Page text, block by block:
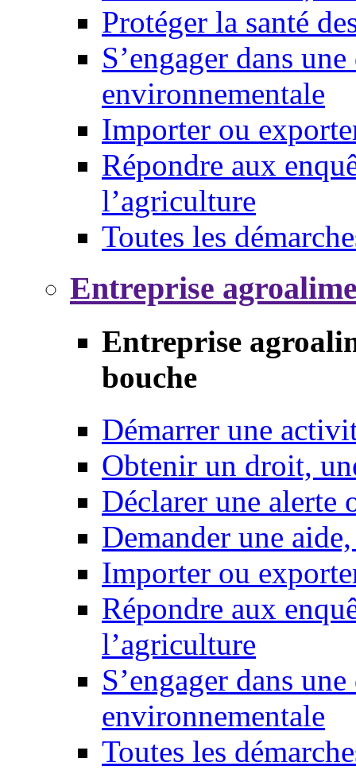
Protéger la santé
S’engager dans
environnementale
Importer ou
Répondre aux
l’agriculture
Toutes les
Entreprise
Entreprise
bouche
Démarrer une
Obtenir un droit,
Déclarer une alerte
Demander une
Importer ou
Répondre aux
l’agriculture
S’engager dans
environnementale
Toutes les